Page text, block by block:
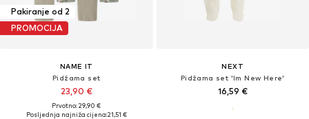
Pakiranje od 2
PROMOCIJA
NAME IT
Pidžama set
23,90 €
Prvotno: 29,90 €
Posljednja najniža cijena:21,51 €
NEXT
Pidžama set 'Im New Here'
16,59 €